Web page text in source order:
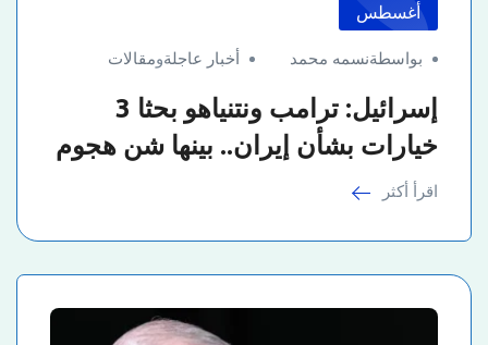
أغسطس
بواسطةنسمه محمد أخبار عاجلةومقالات
إسرائيل: ترامب ونتنياهو بحثا 3
خيارات بشأن إيران.. بينها شن هجوم
اقرأ أكثر